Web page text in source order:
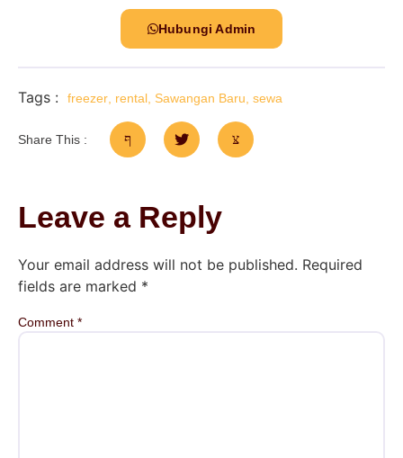
Hubungi Admin
Tags : freezer rental Sawangan Baru sewa
Share This :
Leave a Reply
Your email address will not be published. Required
fields are marked *
Comment *